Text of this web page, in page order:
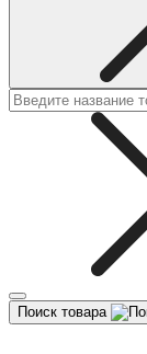
Поиск товара